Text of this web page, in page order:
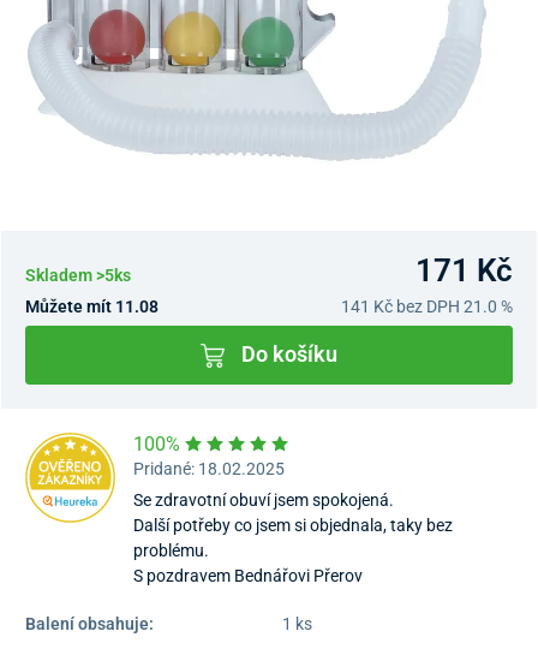
Skladem >5ks 171 Kč
Můžete mít 11.08 141 Kč bez DPH 21.0 %
Do košíku
100%
Pridané: 18.02.2025
Se zdravotní obuví jsem spokojená.
Další potřeby co jsem si objednala, taky bez
problému.
S pozdravem Bednářovi Přerov
Balení obsahuje:
1 ks